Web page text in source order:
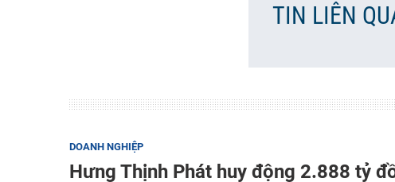
TIN LIÊN
DOANH NGHIỆP
Hưng Thịnh Phát huy động 2.888 tỷ